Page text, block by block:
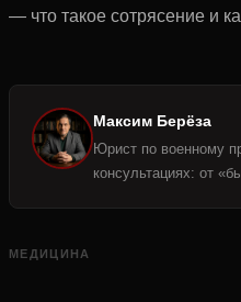
— что такое сотрясение и
Максим Берёза
Юрист по военному
консультациях: от
МЕДИЦИНА